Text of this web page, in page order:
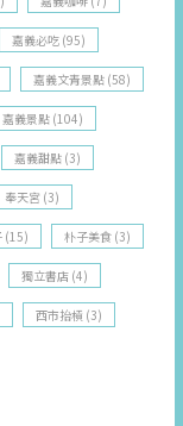
嘉義必吃 (95)
嘉義文青景點 (58)
嘉義景點 (104)
嘉義甜點 (3)
奉天宮 (3)
(15) 朴子美食 (3)
獨立書店 (4)
西市抬槓 (3)